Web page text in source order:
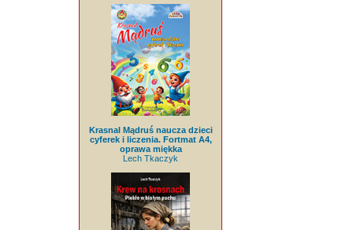
Krasnal Mądruś naucza dzieci
cyferek i liczenia. Fortmat A4,
oprawa miękka
Lech Tkaczyk